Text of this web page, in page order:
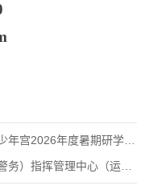
2026年度暑期研学实践教育
挥管理中心（运维）等2个项